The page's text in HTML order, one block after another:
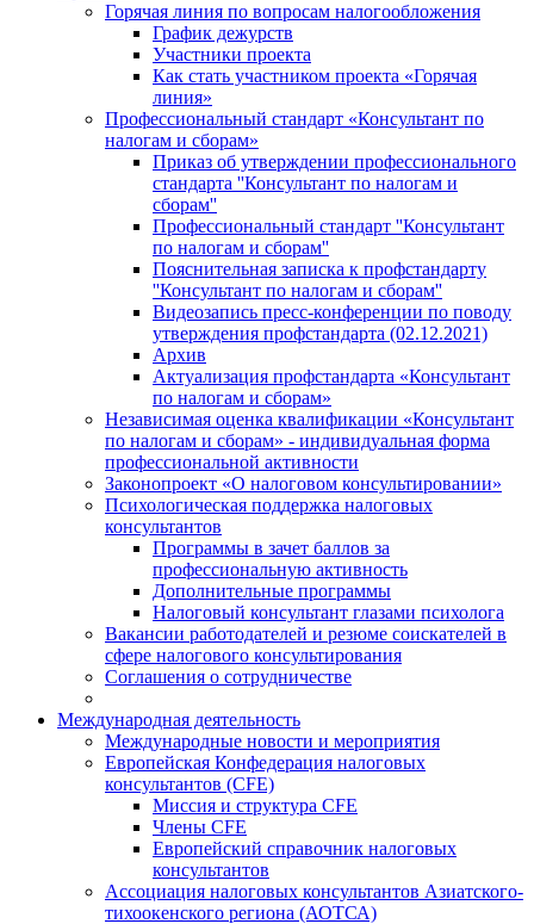
Горячая линия по вопросам налогообложения
График дежурств
Участники проекта
Как стать участником проекта «Горячая
линия»
Профессиональный стандарт «Консультант по
налогам и сборам»
Приказ об утверждении профессионального
стандарта ''Консультант по налогам и
сборам''
Профессиональный стандарт ''Консультант
по налогам и сборам''
Пояснительная записка к профстандарту
''Консультант по налогам и сборам''
Видеозапись пресс-конференции по поводу
утверждения профстандарта (02.12.2021)
Архив
Актуализация профстандарта «Консультант
по налогам и сборам»
Независимая оценка квалификации «Консультант
по налогам и сборам» - индивидуальная форма
профессиональной активности
Законопроект «О налоговом консультировании»
Психологическая поддержка налоговых
консультантов
Программы в зачет баллов за
профессиональную активность
Дополнительные программы
Налоговый консультант глазами психолога
Вакансии работодателей и резюме соискателей в
сфере налогового консультирования
Соглашения о сотрудничестве
Международная деятельность
Международные новости и мероприятия
Европейская Конфедерация налоговых
консультантов (CFE)
Миссия и структура CFE
Члены CFE
Европейский справочник налоговых
консультантов
Ассоциация налоговых консультантов Азиатского-
тихоокенского региона (АОТСА)